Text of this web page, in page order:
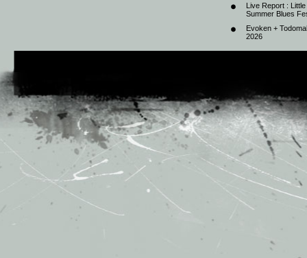
Live Report :
Summer Blues
Evoken +
2026